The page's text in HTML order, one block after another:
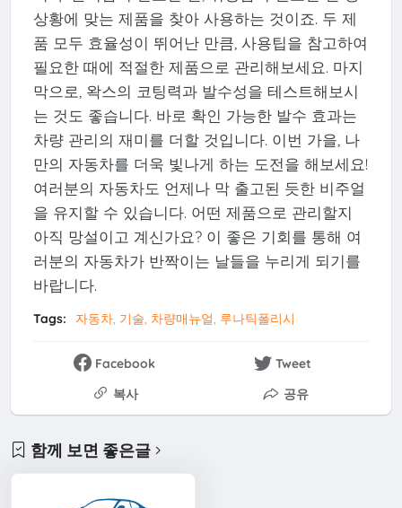
상황에 맞는 제품을 찾아 사용하는 것이죠. 두 제
품 모두 효율성이 뛰어난 만큼, 사용팁을 참고하여
필요한 때에 적절한 제품으로 관리해보세요. 마지
막으로, 왁스의 코팅력과 발수성을 테스트해보시
는 것도 좋습니다. 바로 확인 가능한 발수 효과는
차량 관리의 재미를 더할 것입니다. 이번 가을, 나
만의 자동차를 더욱 빛나게 하는 도전을 해보세요!
여러분의 자동차도 언제나 막 출고된 듯한 비주얼
을 유지할 수 있습니다. 어떤 제품으로 관리할지
아직 망설이고 계신가요? 이 좋은 기회를 통해 여
러분의 자동차가 반짝이는 날들을 누리게 되기를
바랍니다.
Tags: 자동차, 기술, 차량매뉴얼, 루나틱폴리시
Facebook
Tweet
복사
공유
함께 보면 좋은글